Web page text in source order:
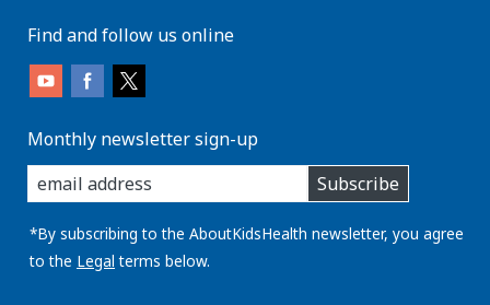
Find and follow us online
Monthly newsletter sign-up
enter
you
email
address:
Subscribe
*By subscribing to the AboutKidsHealth newsletter, you agree
to the Legal terms below.